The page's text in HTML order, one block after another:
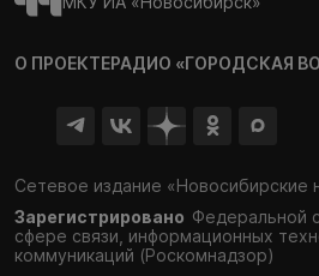
О ПРОЕКТЕРАДИО «ГОРОДСКАЯ
Сетевое издание «Новосибирские
Зарегистрировано Федеральной
сфере связи, информационных
коммуникаций (Роскомнадзор)